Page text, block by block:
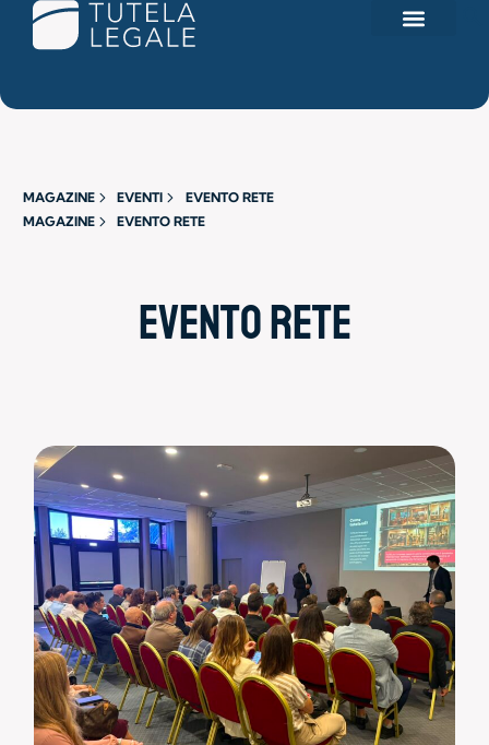
MAGAZINE EVENTI
EVENTO RETE
MAGAZINE
EVENTO RETE
Evento rete